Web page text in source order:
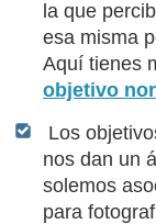
la que
esa misma
Aquí tienes
objetivo
Los
nos dan un
solemos
para